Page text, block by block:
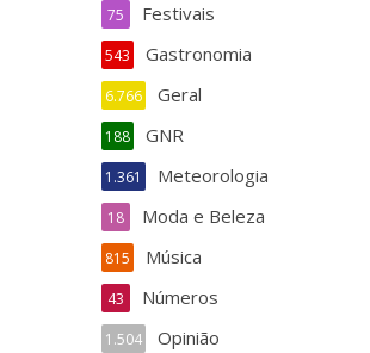
Festivais
75
Gastronomia
543
Geral
6.766
GNR
188
Meteorologia
1.361
Moda e Beleza
18
Música
815
Números
43
Opinião
1.504